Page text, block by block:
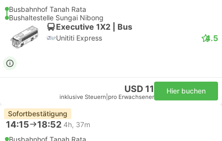
Busbahnhof Tanah Rata
Bushaltestelle Sungai Nibong
Executive 1X2 | Bus
Unititi Express 4.5
USD 11
inklusive Steuern pro Erwachsener
Hier buchen
Sofortbestätigung
14:15 18:52 4h, 37m
Busbahnhof Tanah Rata